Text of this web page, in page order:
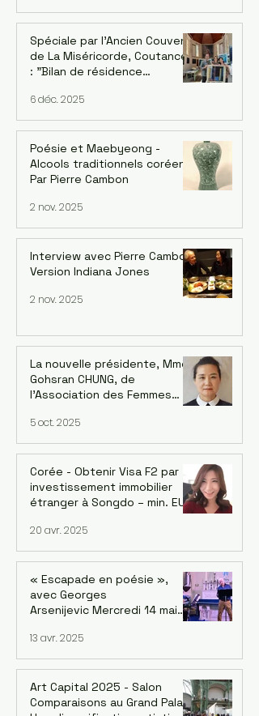
Spéciale par l'Ancien Couvent
de La Miséricorde, Coutances
: "Bilan de résidence
l'artiste UI-YEONG PARK. Par
Mija Han Gastebois
6 déc. 2025
Poésie et Maebyeong -
Alcools traditionnels coréens.
Par Pierre Cambon
2 nov. 2025
Interview avec Pierre Cambon,
Version Indiana Jones
2 nov. 2025
La nouvelle présidente, Mme
Gohsran CHUNG, de
l’Association des Femmes
Coréennes en France (AFCF-
Kowin France) inaugure un
forum sur le leadership
féminin et la Symphonie le 18
octobre à Saint-Mandé
5 oct. 2025
Corée - Obtenir Visa F2 par
investissement immobilier
étranger à Songdo – min. EUR
marché
20 avr. 2025
« Escapade en poésie »,
avec Georges
Arsenijevic Mercredi 14 mai
Georges Arsenijevic
Intermèdes musicaux / chant
et guitare : Bané
13 avr. 2025
Art Capital 2025 - Salon
Comparaisons au Grand Palais.